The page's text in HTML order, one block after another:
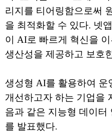
리지를 티어링함으로써
을 최적화할 수 있다. 넷
이 AI로 빠르게 혁신을
생산성을 제공하고 보호
생성형 AI를 활용하여 운
개선하고자 하는 기업을
음과 같은 지능형 데이터
를 발표했다.